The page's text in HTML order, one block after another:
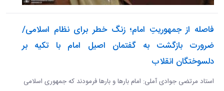
فاصله از جمهوریتِ امام؛ زنگ خطر برای نظام اسلامی/
ضرورت بازگشت به گفتمان اصیل امام با تکیه بر
دلسوختگان انقلاب
استاد مرتضی جوادی آملی: امام بارها و بارها فرمودند که جمهوری اسلامی